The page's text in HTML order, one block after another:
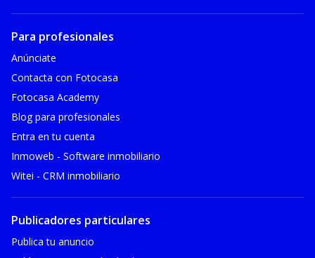
Para profesionales
Anúnciate
Contacta con Fotocasa
Fotocasa Academy
Blog para profesionales
Entra en tu cuenta
Inmoweb - Software inmobiliario
Witei - CRM inmobiliario
Publicadores particulares
Publica tu anuncio